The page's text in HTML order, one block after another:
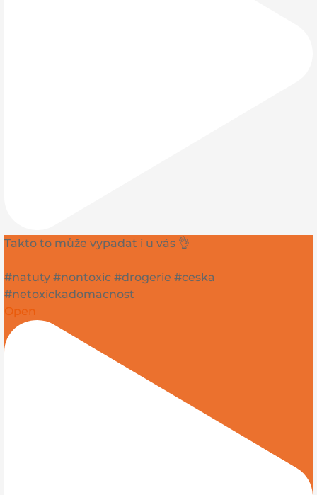
Takto to může vypadat i u vás 👌
#natuty #nontoxic #drogerie #ceska
#netoxickadomacnost
Open